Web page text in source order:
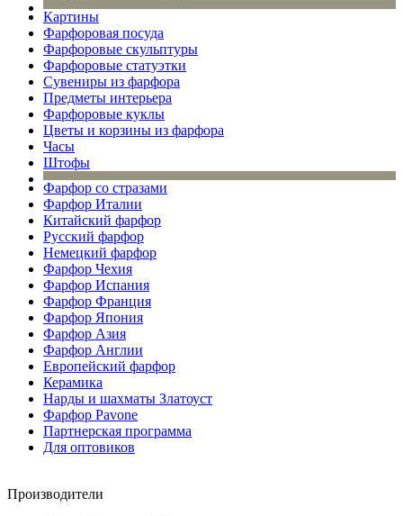
Картины
Фарфоровая посуда
Фарфоровые скульптуры
Фарфоровые статуэтки
Сувениры из фарфора
Предметы интерьера
Фарфоровые куклы
Цветы и корзины из фарфора
Часы
Штофы
Фарфор со стразами
Фарфор Италии
Китайский фарфор
Русский фарфор
Немецкий фарфор
Фарфор Чехия
Фарфор Испания
Фарфор Франция
Фарфор Япония
Фарфор Азия
Фарфор Англии
Европейский фарфор
Керамика
Нарды и шахматы Златоуст
Фарфор Pavone
Партнерская программа
Для оптовиков
Производители